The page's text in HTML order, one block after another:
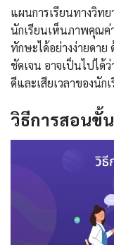
แผนการเรียนทางวิทย
นักเรียนเห็นภาพคุณค่
ทักษะได้อย่างง่ายดาย
ชัดเจน อาจเป็นไปได้
ดีและเสียเวลาของนัก
วิธีการสอนขั้